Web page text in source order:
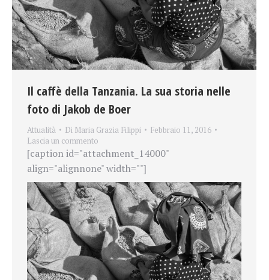
Il caffè della Tanzania. La sua storia nelle
foto di Jakob de Boer
Attualità Di Maria Grazia Filippi
Febbraio 11, 2016
Lascia un commento
[caption id="attachment_14000"
align="alignnone" width=""]